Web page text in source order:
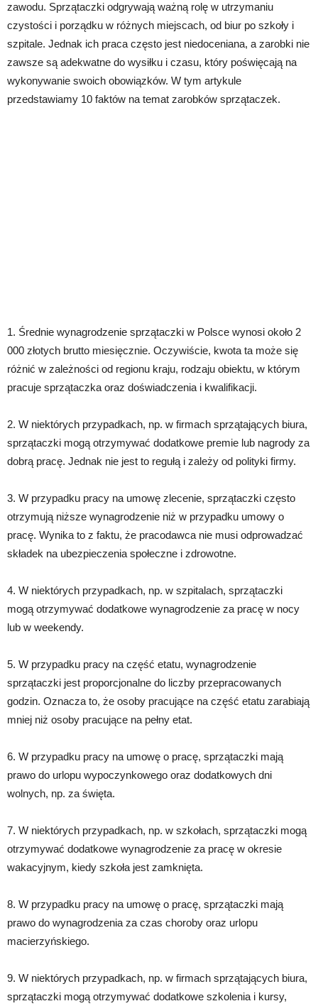
zawodu. Sprzątaczki odgrywają ważną rolę w utrzymaniu
czystości i porządku w różnych miejscach, od biur po szkoły i
szpitale. Jednak ich praca często jest niedoceniana, a zarobki nie
zawsze są adekwatne do wysiłku i czasu, który poświęcają na
wykonywanie swoich obowiązków. W tym artykule
przedstawiamy 10 faktów na temat zarobków sprzątaczek.
1. Średnie wynagrodzenie sprzątaczki w Polsce wynosi około 2
000 złotych brutto miesięcznie. Oczywiście, kwota ta może się
różnić w zależności od regionu kraju, rodzaju obiektu, w którym
pracuje sprzątaczka oraz doświadczenia i kwalifikacji.
2. W niektórych przypadkach, np. w firmach sprzątających biura,
sprzątaczki mogą otrzymywać dodatkowe premie lub nagrody za
dobrą pracę. Jednak nie jest to regułą i zależy od polityki firmy.
3. W przypadku pracy na umowę zlecenie, sprzątaczki często
otrzymują niższe wynagrodzenie niż w przypadku umowy o
pracę. Wynika to z faktu, że pracodawca nie musi odprowadzać
składek na ubezpieczenia społeczne i zdrowotne.
4. W niektórych przypadkach, np. w szpitalach, sprzątaczki
mogą otrzymywać dodatkowe wynagrodzenie za pracę w nocy
lub w weekendy.
5. W przypadku pracy na część etatu, wynagrodzenie
sprzątaczki jest proporcjonalne do liczby przepracowanych
godzin. Oznacza to, że osoby pracujące na część etatu zarabiają
mniej niż osoby pracujące na pełny etat.
6. W przypadku pracy na umowę o pracę, sprzątaczki mają
prawo do urlopu wypoczynkowego oraz dodatkowych dni
wolnych, np. za święta.
7. W niektórych przypadkach, np. w szkołach, sprzątaczki mogą
otrzymywać dodatkowe wynagrodzenie za pracę w okresie
wakacyjnym, kiedy szkoła jest zamknięta.
8. W przypadku pracy na umowę o pracę, sprzątaczki mają
prawo do wynagrodzenia za czas choroby oraz urlopu
macierzyńskiego.
9. W niektórych przypadkach, np. w firmach sprzątających biura,
sprzątaczki mogą otrzymywać dodatkowe szkolenia i kursy,